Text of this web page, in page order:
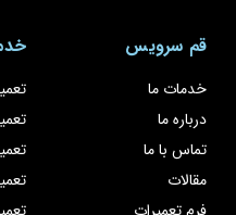
قم سرویس
خدمات ما
درباره ما
تماس با ما
مقالات